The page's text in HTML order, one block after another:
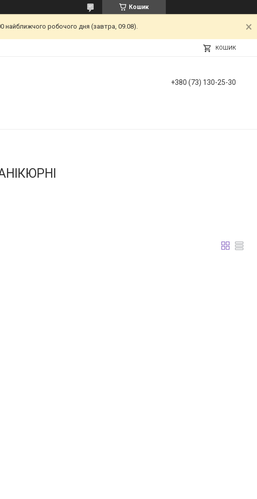
Кошик
найближчого робочого дня (завтра, 09.08).
КОШИК
+380 (73) 130-25-30